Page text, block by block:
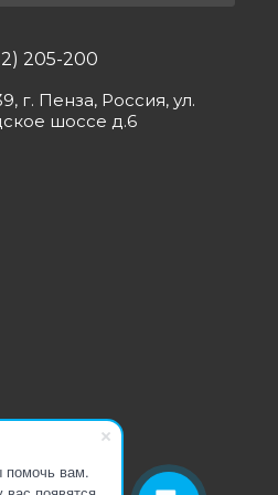
помочь вам.
205-200
г. Пенза, Россия, ул.
шоссе д.6